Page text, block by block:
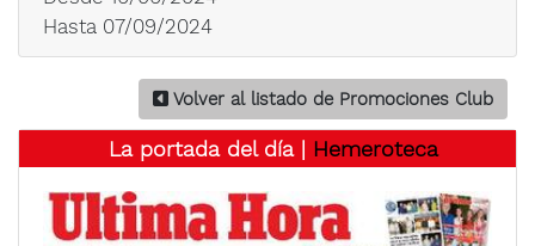
Hasta 07/09/2024
Volver al listado de Promociones Club
La portada del día | Hemeroteca